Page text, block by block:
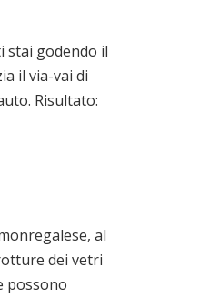
stai godendo il
il via-vai di
Risultato:
al
dei vetri
possono